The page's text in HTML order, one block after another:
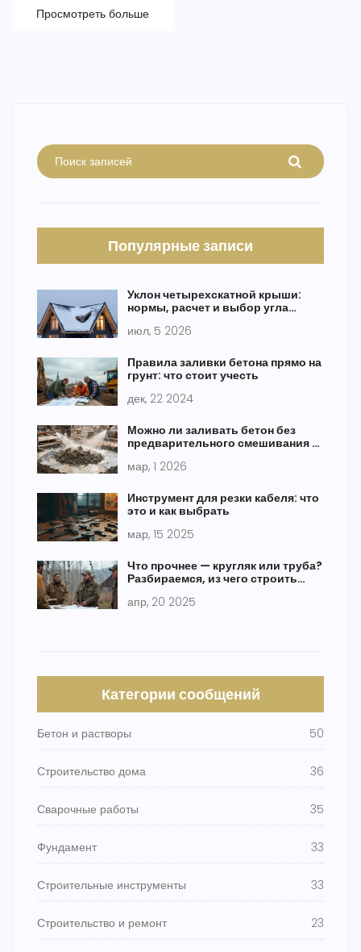
простым языком и на конкретных примерах из реальных
стройплощадок. Даже если вы никогда не управляли
Просмотреть больше
Популярные записи
Уклон четырехскатной крыши:
нормы, расчет и выбор угла
июл, 5 2026
Правила заливки бетона прямо на
грунт: что стоит учесть
дек, 22 2024
Можно ли заливать бетон без
предварительного смешивания с
мар, 1 2026
Инструмент для резки кабеля: что
это и как выбрать
мар, 15 2025
Что прочнее — кругляк или труба?
Разбираемся, из чего строить
апр, 20 2025
Категории сообщений
Бетон и растворы 50
Строительство дома 36
Сварочные работы 35
Фундамент 33
Строительные инструменты 33
Строительство и ремонт 23